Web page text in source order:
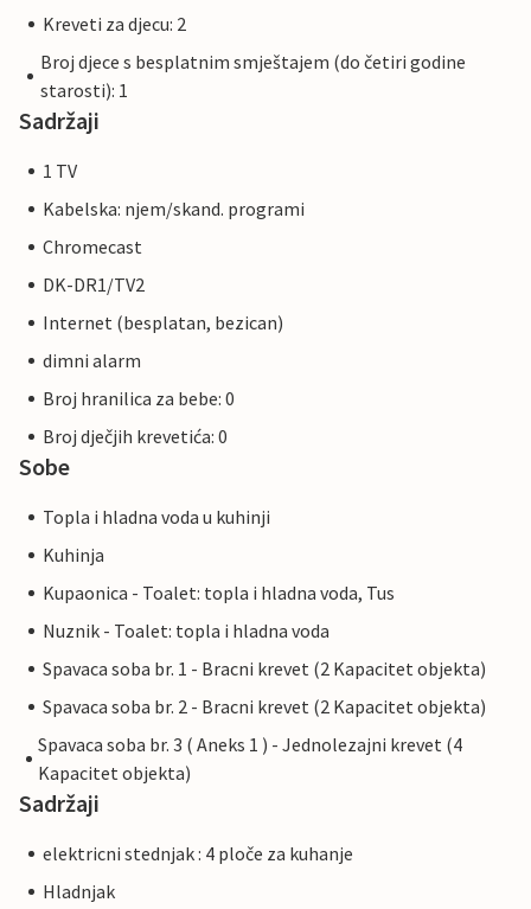
Kreveti za djecu: 2
Broj djece s besplatnim smještajem (do četiri godine
starosti): 1
Sadržaji
1 TV
Kabelska: njem/skand. programi
Chromecast
DK-DR1/TV2
Internet (besplatan, bezican)
dimni alarm
Broj hranilica za bebe: 0
Broj dječjih krevetića: 0
Sobe
Topla i hladna voda u kuhinji
Kuhinja
Kupaonica - Toalet: topla i hladna voda, Tus
Nuznik - Toalet: topla i hladna voda
Spavaca soba br. 1 - Bracni krevet (2 Kapacitet objekta)
Spavaca soba br. 2 - Bracni krevet (2 Kapacitet objekta)
Spavaca soba br. 3 ( Aneks 1 ) - Jednolezajni krevet (4
Kapacitet objekta)
Sadržaji
elektricni stednjak : 4 ploče za kuhanje
Hladnjak